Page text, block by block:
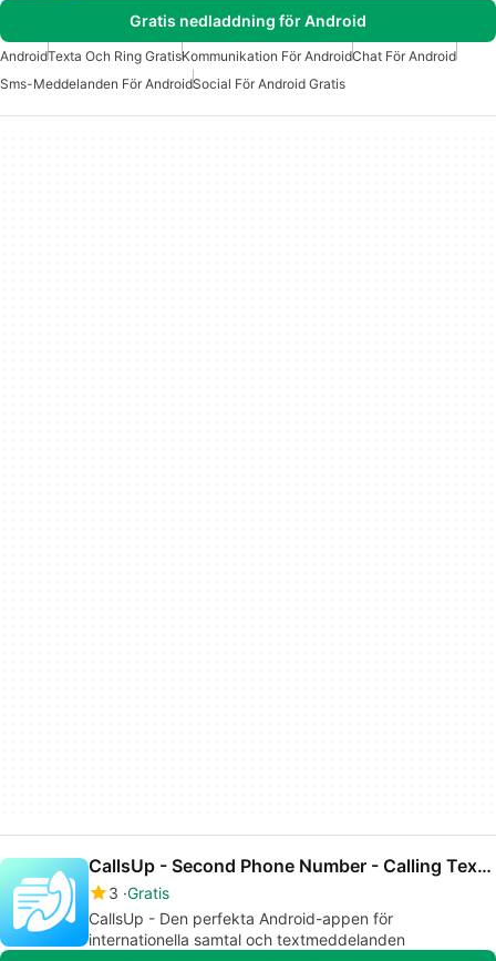
Gratis nedladdning för Android
AndroidTexta Och Ring GratisKommunikation För AndroidChat För Android
Sms-Meddelanden För AndroidSocial För Android Gratis
CallsUp - Second Phone Number - Calling Texting
3 Gratis
CallsUp - Den perfekta Android-appen för
internationella samtal och textmeddelanden